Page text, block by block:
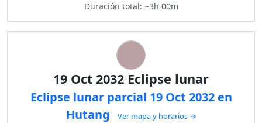
Duración total: ~3h 00m
19 Oct 2032 Eclipse lunar
Eclipse lunar parcial 19 Oct 2032 en
Hutang
Ver mapa y horarios →